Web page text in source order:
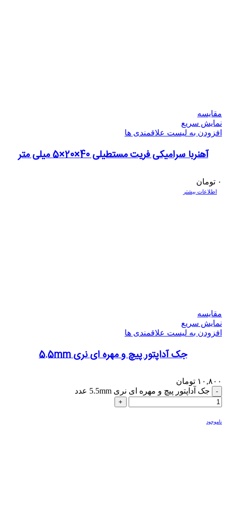
مقایسه
نمایش سریع
افزودن به لیست علاقمندی ها
آهنربا سرامیکی فریت مستطیلی 40×20×5 میلی متر
۰ تومان
اطلاعات بیشتر
مقایسه
نمایش سریع
افزودن به لیست علاقمندی ها
جک آداپتور پیچ و مهره ای نری 5.5mm
۱۰,۸۰۰ تومان
جک آداپتور پیچ و مهره ای نری 5.5mm عدد
ناموجود